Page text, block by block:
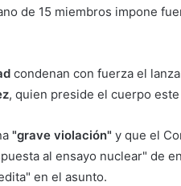
de 15 miembros impone
condenan con fuerza el
, quien preside el cuerpo este
"grave violación" y que el
al ensayo nuclear" de
en el asunto.